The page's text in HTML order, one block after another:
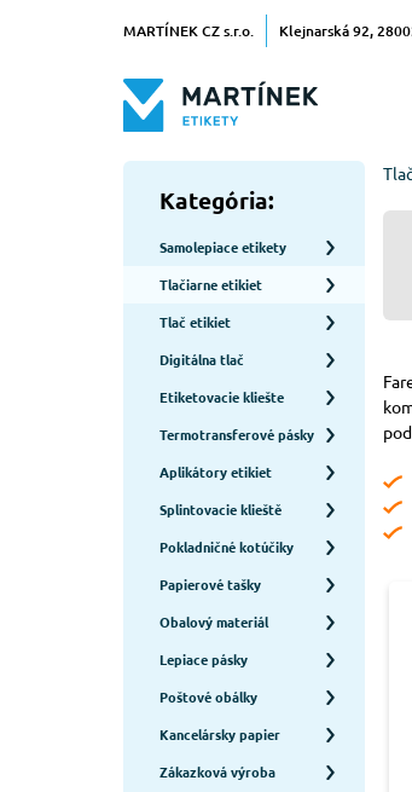
MARTÍNEK CZ s.r.o. Klejnarská 92,
Kategória:
Samolepiace etikety
Tlačiarne etikiet
Tlač etikiet
Digitálna tlač
Etiketovacie kliešte
Termotransferové pásky
Aplikátory etikiet
Splintovacie klieště
Pokladničné kotúčiky
Papierové tašky
Obalový materiál
Lepiace pásky
Poštové obálky
Kancelársky papier
Zákazková výroba